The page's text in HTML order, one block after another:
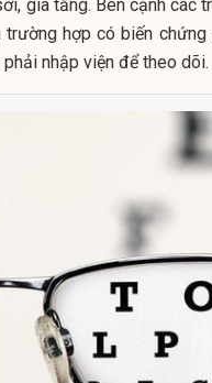
gia tăng. Bên cạnh các
trường hợp có biến
nhập viện để theo dõi.